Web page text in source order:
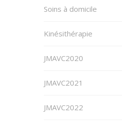
Soins à domicile
Kinésithérapie
JMAVC2020
JMAVC2021
JMAVC2022